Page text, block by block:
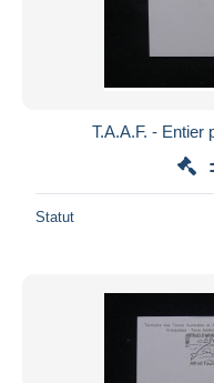
T.A.A.F. - Entier
Statut